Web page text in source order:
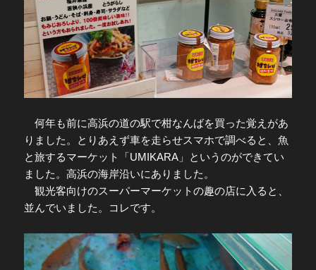
何年も前に高浜の道の駅で柑なんばを買った覚えがあ
りました。とりあえず車を走らせスマホで調べると、魚
と旅するマーケット「UMIKARA」というのができてい
ました。高浜の海岸沿いにありました。
観光客向けのスーパーマーケットの趣の店に入ると、
並んでいました。コレです。